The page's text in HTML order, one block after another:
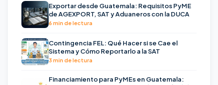
Exportar desde Guatemala: Requisitos PyME
de AGEXPORT, SAT y Aduaneros con la DUCA
6 min de lectura
Contingencia FEL: Qué Hacer si se Cae el
Sistema y Cómo Reportarlo a la SAT
3 min de lectura
Financiamiento para PyMEs en Guatemala: